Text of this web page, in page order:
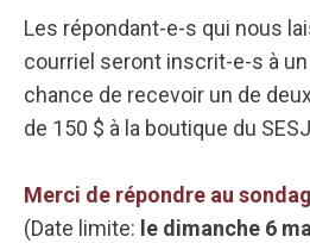
Les répondant-e-s qui nous
courriel seront inscrit-e-s à
chance de recevoir un de
de 150 $ à la boutique du
Merci de répondre au
(Date limite: le dimanche 6